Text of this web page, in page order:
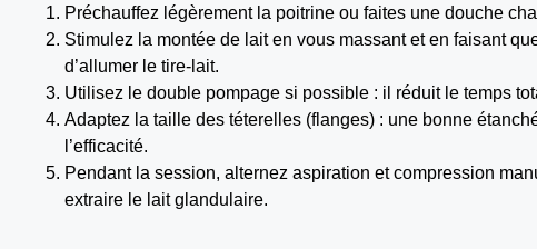
Préchauffez légèrement la poitrine ou faites une douche
Stimulez la montée de lait en vous massant et en faisant
d’allumer le tire-lait.
Utilisez le double pompage si possible : il réduit le temps
Adaptez la taille des téterelles (flanges) : une bonne
l’efficacité.
Pendant la session, alternez aspiration et compression
extraire le lait glandulaire.